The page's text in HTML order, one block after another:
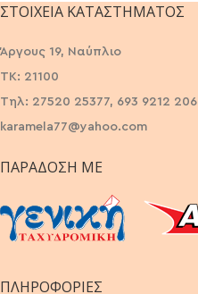
ΣΤΟΙΧΕΊΑ ΚΑΤΑΣΤΉΜΑΤΟΣ
Άργους 19, Ναύπλιο
ΤΚ: 21100
Τηλ: 27520 25377, 693 9212 206
karamela77@yahoo.com
ΠΑΡΆΔΟΣΗ ΜΕ
ΠΛΗΡΟΦΟΡΙΕΣ